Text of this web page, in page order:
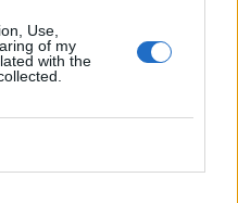
Use,
of my
with the